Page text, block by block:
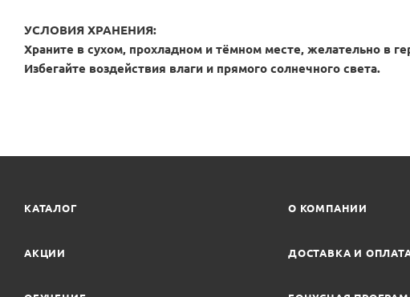
УСЛОВИЯ ХРАНЕНИЯ:
Храните в сухом, прохладном и тёмном месте, желательно в
Избегайте воздействия влаги и прямого солнечного света.
КАТАЛОГ
АКЦИИ
О КОМПАНИИ
ДОСТАВКА И